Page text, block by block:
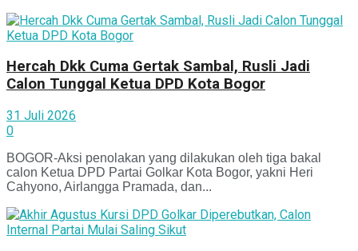
Hercah Dkk Cuma Gertak Sambal, Rusli Jadi
Calon Tunggal Ketua DPD Kota Bogor
31 Juli 2026
0
BOGOR-Aksi penolakan yang dilakukan oleh tiga bakal
calon Ketua DPD Partai Golkar Kota Bogor, yakni Heri
Cahyono, Airlangga Pramada, dan...